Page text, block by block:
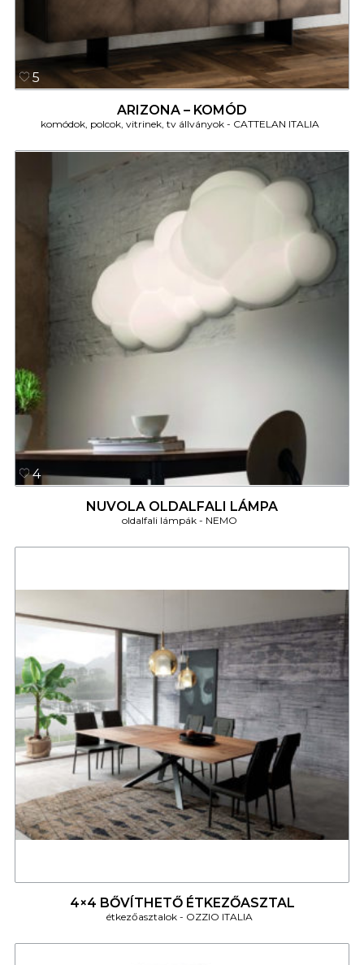
5
ARIZONA – KOMÓD
komódok, polcok, vitrinek, tv állványok CATTELAN ITALIA
4
NUVOLA OLDALFALI LÁMPA
oldalfali lámpák NEMO
4×4 BŐVÍTHETŐ ÉTKEZŐASZTAL
étkezőasztalok OZZIO ITALIA